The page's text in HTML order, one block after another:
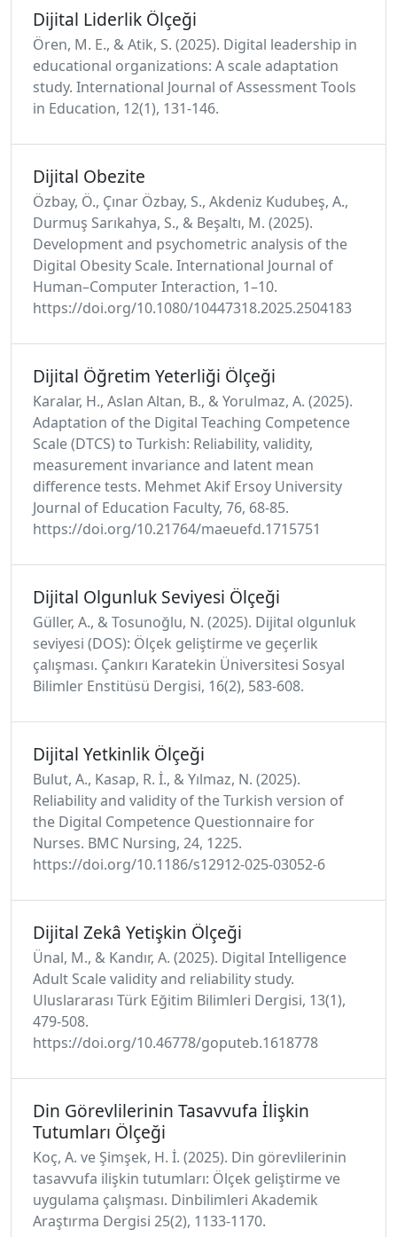
Dijital Liderlik Ölçeği
Ören, M. E., & Atik, S. (2025). Digital leadership in
educational organizations: A scale adaptation
study. International Journal of Assessment Tools
in Education, 12(1), 131-146.
Dijital Obezite
Özbay, Ö., Çınar Özbay, S., Akdeniz Kudubeş, A.,
Durmuş Sarıkahya, S., & Beşaltı, M. (2025).
Development and psychometric analysis of the
Digital Obesity Scale. International Journal of
Human–Computer Interaction, 1–10.
https://doi.org/10.1080/10447318.2025.2504183
Dijital Öğretim Yeterliği Ölçeği
Karalar, H., Aslan Altan, B., & Yorulmaz, A. (2025).
Adaptation of the Digital Teaching Competence
Scale (DTCS) to Turkish: Reliability, validity,
measurement invariance and latent mean
difference tests. Mehmet Akif Ersoy University
Journal of Education Faculty, 76, 68-85.
https://doi.org/10.21764/maeuefd.1715751
Dijital Olgunluk Seviyesi Ölçeği
Güller, A., & Tosunoğlu, N. (2025). Dijital olgunluk
seviyesi (DOS): Ölçek geliştirme ve geçerlik
çalışması. Çankırı Karatekin Üniversitesi Sosyal
Bilimler Enstitüsü Dergisi, 16(2), 583-608.
Dijital Yetkinlik Ölçeği
Bulut, A., Kasap, R. İ., & Yılmaz, N. (2025).
Reliability and validity of the Turkish version of
the Digital Competence Questionnaire for
Nurses. BMC Nursing, 24, 1225.
https://doi.org/10.1186/s12912-025-03052-6
Dijital Zekâ Yetişkin Ölçeği
Ünal, M., & Kandır, A. (2025). Digital Intelligence
Adult Scale validity and reliability study.
Uluslararası Türk Eğitim Bilimleri Dergisi, 13(1),
479-508.
https://doi.org/10.46778/goputeb.1618778
Din Görevlilerinin Tasavvufa İlişkin
Tutumları Ölçeği
Koç, A. ve Şimşek, H. İ. (2025). Din görevlilerinin
tasavvufa ilişkin tutumları: Ölçek geliştirme ve
uygulama çalışması. Dinbilimleri Akademik
Araştırma Dergisi 25(2), 1133-1170.